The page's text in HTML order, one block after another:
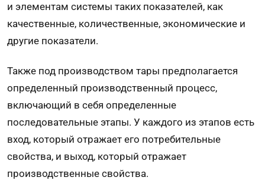
и элементам системы таких показателей, как
качественные, количественные, экономические и
другие показатели.
Также под производством тары предполагается
определенный производственный процесс,
включающий в себя определенные
последовательные этапы. У каждого из этапов есть
вход, который отражает его потребительные
свойства, и выход, который отражает
производственные свойства.